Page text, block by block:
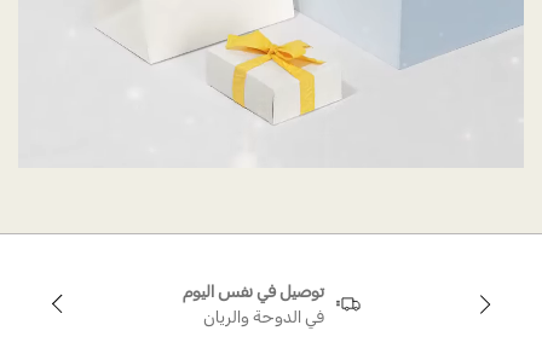
توصيل في نفس اليوم
في الدوحة والريان